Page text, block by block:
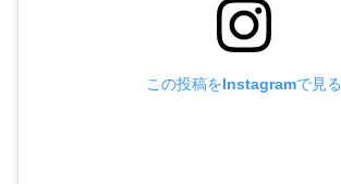
この投稿をInstagramで見る